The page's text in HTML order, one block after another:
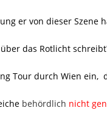
er von dieser Szene
das Rotlicht
Tour durch Wien ein,
behördlich nicht